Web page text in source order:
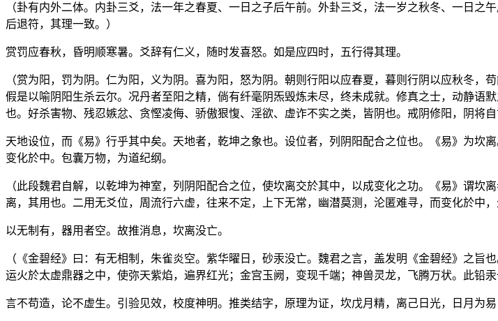
（卦有内外二体。内卦三爻，法一年之春夏、一日之子后午前。外卦三爻，法一岁之秋冬、一日
后退符，其理一致。）
赏罚应春秋，昏明顺寒暑。爻辞有仁义，随时发喜怒。如是应四时，五行得其理。
（赏为阳，罚为阴。仁为阳，义为阴。喜为阳，怒为阴。朝则行阳以应春夏，暮则行阴以应秋冬
假是以喻阴阳生杀云尔。况丹者至阳之精，倘有纤毫阴炁毁炼未尽，终未成就。修真之士，动静语
也。好杀害物、残忍嫉忿、贪慳凌侮、骄傲狠愎、淫欲、虚诈不实之类，皆阴也。戒阴修阳，阴将自
天地设位，而《易》行乎其中矣。天地者，乾坤之象也。设位者，列阴阳配合之位也。《易》为坎
变化於中。包囊万物，为道纪纲。
（此段魏君自解，以乾坤为神室，列阴阳配合之位，使坎离交於其中，以成变化之功。《易》谓
离，其用也。二用无爻位，周流行六虚，往来不定，上下无常，幽潜莫测，沦匿难寻，而变化於中
以无制有，器用者空。故推消息，坎离没亡。
（《金碧经》曰：有无相制，朱雀炎空。紫华曜日，砂汞没亡。魏君之言，盖发明《金碧经》之
运火於太虚鼎器之中，使弥天紫焰，遍界红光；金宫玉阙，变现千端；神兽灵龙，飞腾万状。此铅
言不苟造，论不虚生。引验见效，校度神明。推类结字，原理为证，坎戊月精，离己日光，日月为